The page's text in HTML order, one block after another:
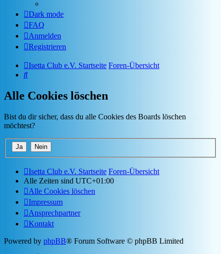
Dark mode
FAQ
Anmelden
Registrieren
Isetta Club e.V. Startseite Foren-Übersicht
Suche
Alle Cookies löschen
Bist du dir sicher, dass du alle Cookies des Boards löschen
möchtest?
Isetta Club e.V. Startseite Foren-Übersicht
Alle Zeiten sind UTC+01:00
Alle Cookies löschen
Impressum
Ansprechpartner
Kontakt
Powered by phpBB® Forum Software © phpBB Limited